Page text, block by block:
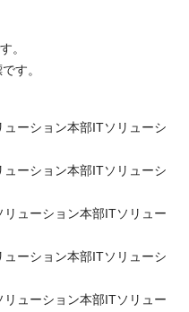
。
す。
ーション本部ITソリューシ
ーション本部ITソリューシ
ューション本部ITソリュー
ーション本部ITソリューシ
ューション本部ITソリュー